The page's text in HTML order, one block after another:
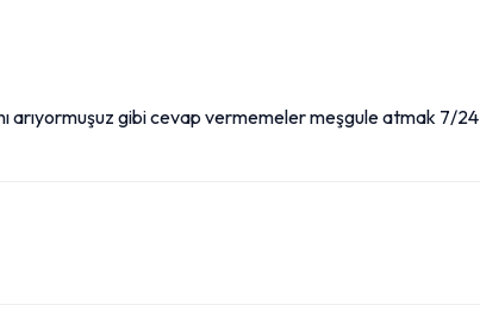
arıyormuşuz gibi cevap vermemeler meşgule atmak 7/24